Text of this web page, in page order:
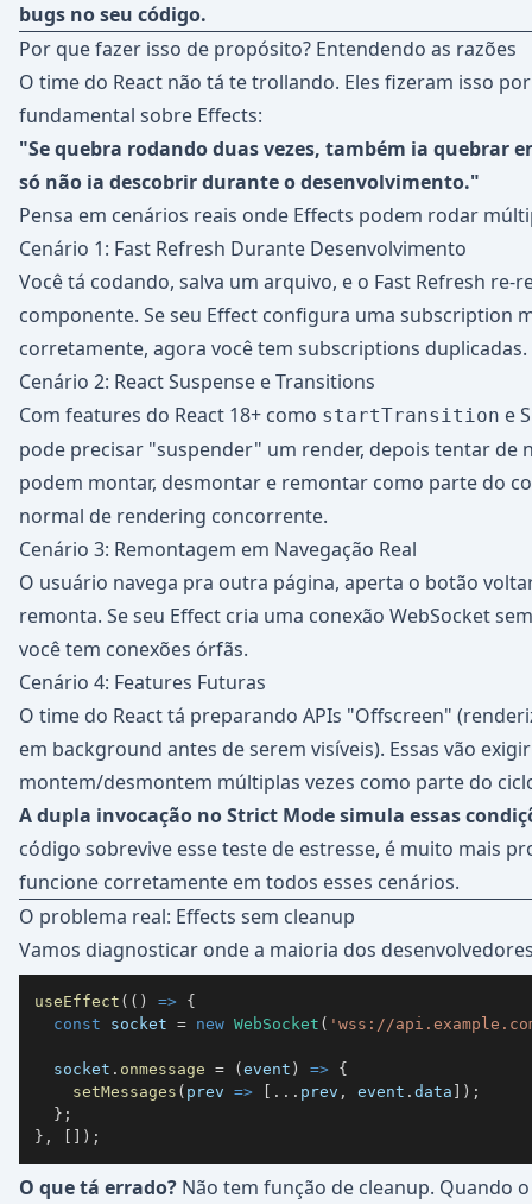
bugs no seu código.
Por que fazer isso de propósito? Entendendo as razões
O time do React não tá te trollando. Eles fizeram isso
fundamental sobre Effects:
"Se quebra rodando duas vezes, também ia quebrar
só não ia descobrir durante o desenvolvimento."
Pensa em cenários reais onde Effects podem rodar
Cenário 1: Fast Refresh Durante Desenvolvimento
Você tá codando, salva um arquivo, e o Fast Refresh re-
componente. Se seu Effect configura uma subscription
corretamente, agora você tem subscriptions duplicadas.
Cenário 2: React Suspense e Transitions
Com features do React 18+ como startTransition e
pode precisar "suspender" um render, depois tentar de
podem montar, desmontar e remontar como parte do
normal de rendering concorrente.
Cenário 3: Remontagem em Navegação Real
O usuário navega pra outra página, aperta o botão
remonta. Se seu Effect cria uma conexão WebSocket
você tem conexões órfãs.
Cenário 4: Features Futuras
O time do React tá preparando APIs "Offscreen"
em background antes de serem visíveis). Essas vão
montem/desmontem múltiplas vezes como parte do
A dupla invocação no Strict Mode simula essas
código sobrevive esse teste de estresse, é muito mais
funcione corretamente em todos esses cenários.
O problema real: Effects sem cleanup
Vamos diagnosticar onde a maioria dos
useEffect ( ( ) => {
const socket = new WebSocket ( 'wss://
  socket
. onmessage = (event ) => {
setMessages ( prev => [ ... prev , event . data ] ) ;
} ;
} , [ ] ) ;
O que tá errado? Não tem função de cleanup. Quando